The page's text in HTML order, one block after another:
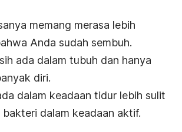
memang merasa lebih
Anda sudah sembuh.
ada dalam tubuh dan hanya
diri.
dalam keadaan tidur lebih sulit
dalam keadaan aktif.